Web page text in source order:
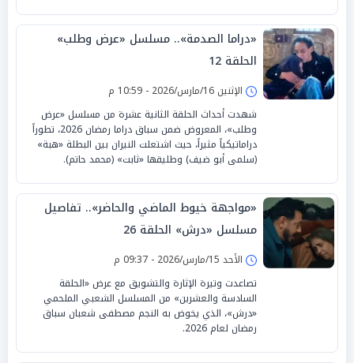
«دراما الصدمة».. مسلسل «عرض وطلب»
الحلقة 12
الإثنين 16/مارس/2026 - 10:59 م
شهدت أحداث الحلقة الثانية عشرة من مسلسل «عرض
وطلب»، المعروض ضمن سباق دراما رمضان 2026، تطوراً
دراماتيكياً مثيراً، حيث اشتعلت النيران بين البطلة «هبة»
(سلمى أبو ضيف) وطليقها «ثابت» (محمد حاتم).
«مواجهة خيوط الماضي والحاضر».. تفاصيل
مسلسل «درش» الحلقة 26
الأحد 15/مارس/2026 - 09:37 م
تصاعدت وتيرة الإثارة والتشويق مع عرض «الحلقة
السادسة والعشرين» من المسلسل الشعبي الملحمي
«درش»، الذي يخوض به النجم مصطفى شعبان سباق
رمضان لعام 2026.